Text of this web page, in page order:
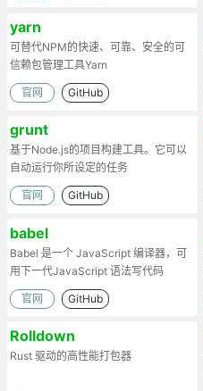
yarn
可替代NPM的快速、可靠、安全的可
信赖包管理工具Yarn
官网 GitHub
grunt
基于Node.js的项目构建工具。它可以
自动运行你所设定的任务
官网 GitHub
babel
Babel 是一个 JavaScript 编译器，可
用下一代JavaScript 语法写代码
官网 GitHub
Rolldown
Rust 驱动的高性能打包器